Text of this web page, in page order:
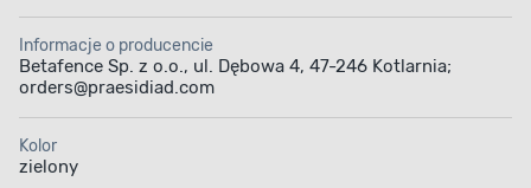
Informacje o producencie
Betafence Sp. z o.o., ul. Dębowa 4, 47-246 Kotlarnia;
orders@praesidiad.com
Kolor
zielony